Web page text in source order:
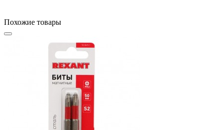
Похожие товары